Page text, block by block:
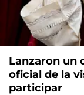
Lanzaron un
oficial de la
participar